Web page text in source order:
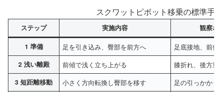
スクワットピボット移乗の標準手
ステップ 実施内容 観察ポ
1 準備 足を引き込み、臀部を前方へ 足底接地、前傾
2 浅い離殿 前傾で浅く立ち上がる 膝折れ、後方重
3 短距離移動 小さく方向転換し臀部を移す 足の引っかかり